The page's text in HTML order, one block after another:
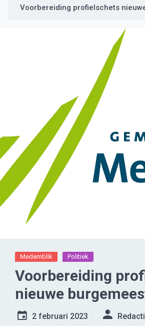
Voorbereiding profielschets
Medemblik Politiek
Voorbereiding
nieuwe
2 februari 2023